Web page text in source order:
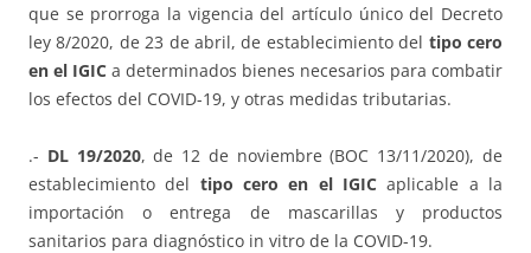
que se prorroga la vigencia del artículo único del Decreto
ley 8/2020, de 23 de abril, de establecimiento del tipo cero
en el IGIC a determinados bienes necesarios para combatir
los efectos del COVID-19, y otras medidas tributarias.
.- DL 19/2020, de 12 de noviembre (BOC 13/11/2020), de
establecimiento del tipo cero en el IGIC aplicable a la
importación o entrega de mascarillas y productos
sanitarios para diagnóstico in vitro de la COVID-19.